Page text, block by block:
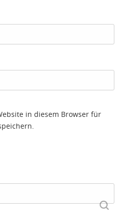
in diesem Browser für